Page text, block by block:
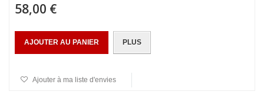
58,00 €
AJOUTER AU PANIER PLUS
Ajouter à ma liste d'envies